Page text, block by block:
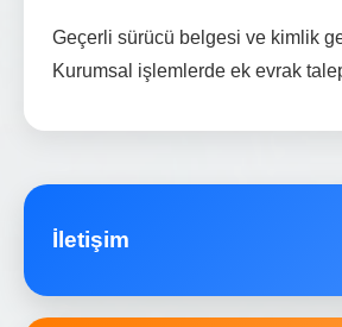
Geçerli sürücü belgesi ve kimlik
Kurumsal işlemlerde ek evrak
İletişim